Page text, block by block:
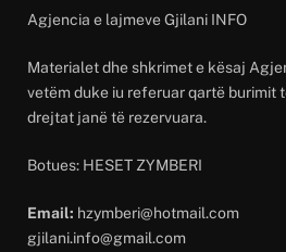
Agjencia e lajmeve Gjilani INFO
Materialet dhe shkrimet e kësaj
vetëm duke iu referuar qartë burimit
drejtat janë të rezervuara.
Botues: HESET ZYMBERI
Email: hzymberi@hotmail.com
gjilani.info@gmail.com